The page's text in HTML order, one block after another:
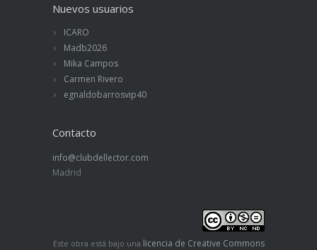
Nuevos usuarios
ICARO
Madb2026
Mika Campos
Carmen Rivero
egnaldobarrosvip40
Contacto
info@clubdellector.com
Madrid
Este obra está bajo una licencia de Creative Commons